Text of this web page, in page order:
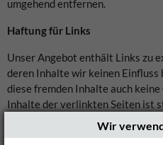
umgehend entfernen.
Haftung für Links
Unser Angebot enthält Links zu
deren Inhalte wir keinen Einfluss
diese fremden Inhalte auch
Inhalte der verlinkten Seiten ist
Betreiber der Seiten
wurden zum Zeitpunkt der
Wir